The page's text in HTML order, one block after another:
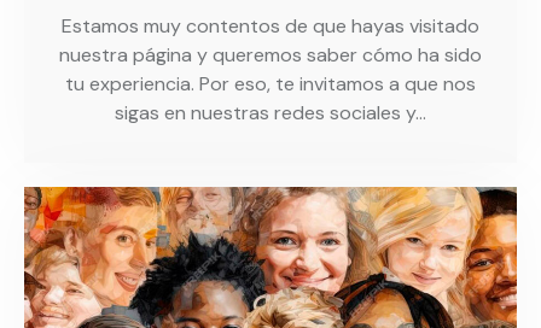
Estamos muy contentos de que hayas visitado
nuestra página y queremos saber cómo ha sido
tu experiencia. Por eso, te invitamos a que nos
sigas en nuestras redes sociales y…